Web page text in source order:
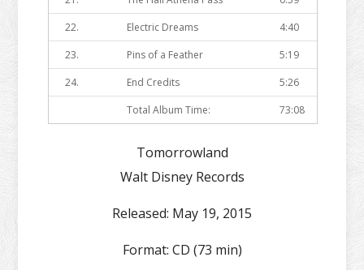
22.
Electric Dreams
4:40
23.
Pins of a Feather
5:19
24.
End Credits
5:26
Total Album Time:
73:08
Tomorrowland
Walt Disney Records
Released: May 19, 2015
Format: CD (73 min)